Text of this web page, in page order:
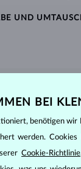
UND
Parameter
Preis eines
Der beliebteste
BEI
benötigen
werden. Cookies
Cookie-Richtlinie